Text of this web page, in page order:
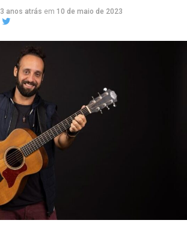
3 anos atrás em 10 de maio de 2023